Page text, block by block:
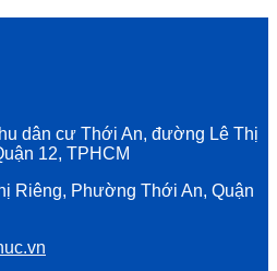
dân cư Thới An, đường Lê Thị
12, TPHCM
Riêng, Phường Thới An, Quận